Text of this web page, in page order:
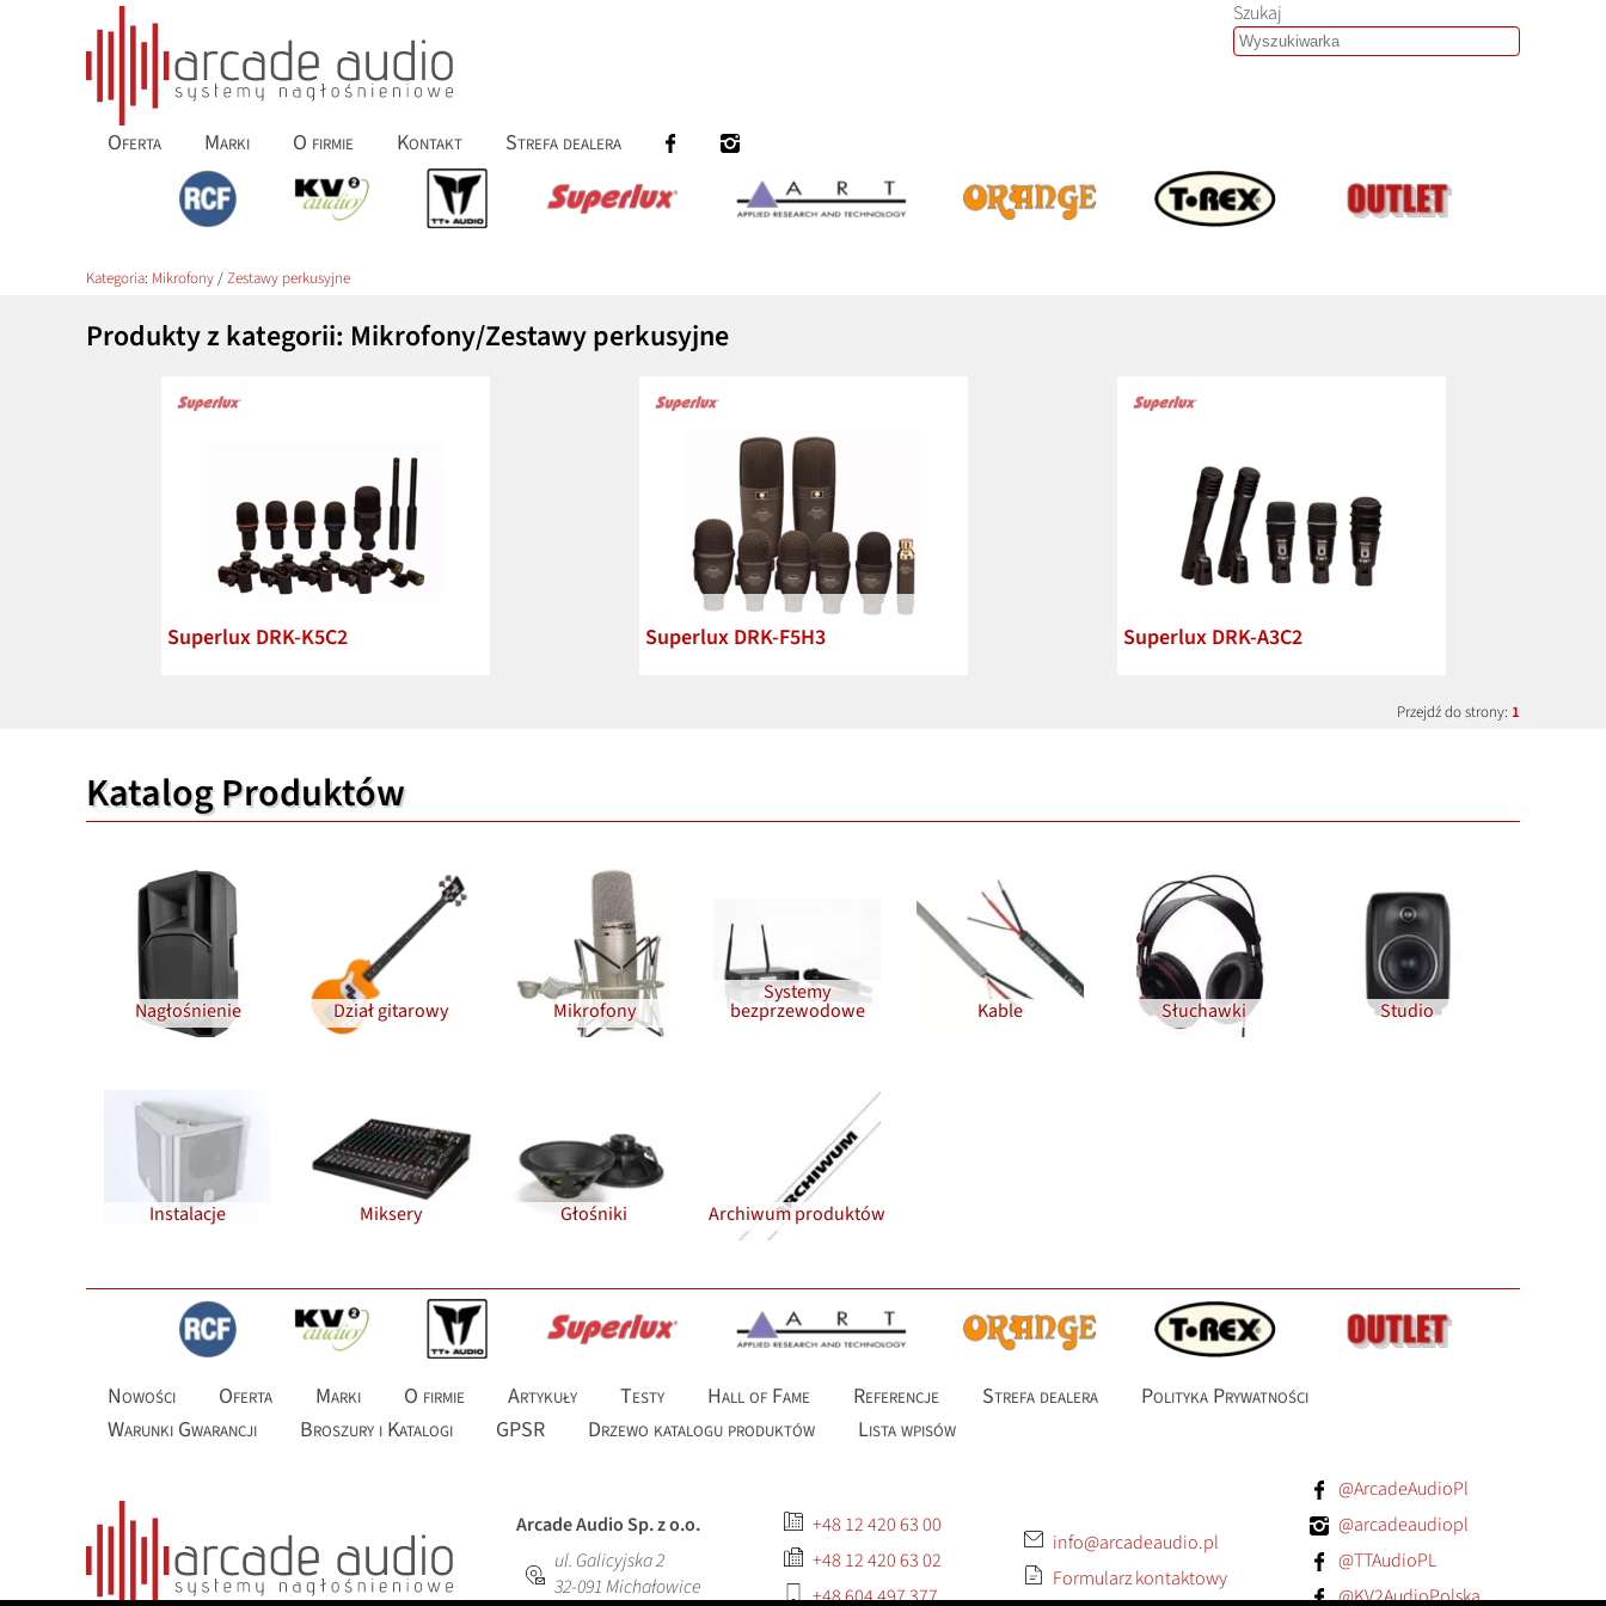
Szukaj
Oferta Marki O firmie Kontakt Strefa dealera
Kategoria: Mikrofony/Zestawy perkusyjne
Produkty z kategorii: Mikrofony/Zestawy perkusyjne
Superlux DRK-K5C2 Superlux DRK-F5H3 Superlux DRK-A3C2
Przejdź do strony: 1
Katalog Produktów
Nagłośnienie Dział gitarowy Mikrofony
Systemy
bezprzewodowe Kable Słuchawki Studio
Instalacje Miksery Głośniki Archiwum produktów
Nowości Oferta Marki O firmie Artykuły Testy Hall of Fame Referencje Strefa dealera
Polityka Prywatności
Warunki Gwarancji
Broszury i Katalogi GPSR Drzewo katalogu produktów Lista wpisów
Arcade Audio Sp. z o.o.
ul. Galicyjska 2
32-091Michałowice
+48 12 420 63 00
+48 12 420 63 02
+48 604 497 377
info@arcadeaudio.pl
Formularz kontaktowy
@ArcadeAudioPl
@arcadeaudiopl
@TTAudioPL
@KV2AudioPolska